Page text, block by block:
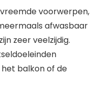
voorwerpen,
afwasbaar
zeer veelzijdig.
balkon of de